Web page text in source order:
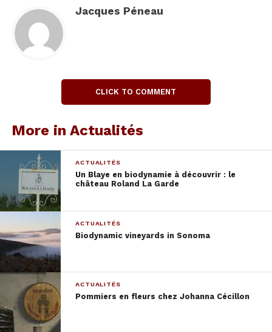
la quinzaine restante ?
Les micro-cuvées « Le Temps
original
C’est une gamme réalisées avec de bons amis
Benoît Landron, Philippe Viret entre autres.
Jacques Péneau
CLICK TO COMMENT
More in Actualités
ACTUALITÉS
Un Blaye en biodynamie à découvrir : le
château Roland La Garde
ACTUALITÉS
Biodynamic vineyards in Sonoma
ACTUALITÉS
Pommiers en fleurs chez Johanna Cécillon